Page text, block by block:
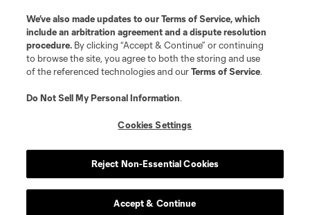
We’ve also made updates to ourTerms of Service, which
include an arbitration agreement and a dispute resolution
procedure. By clicking “Accept & Continue” or continuing
to browse the site, you agree to both the storing and use
of the referenced technologies and ourTerms of Service.
Do Not Sell My Personal Information.
Cookies Settings
Reject Non-Essential Cookies
Accept & Continue